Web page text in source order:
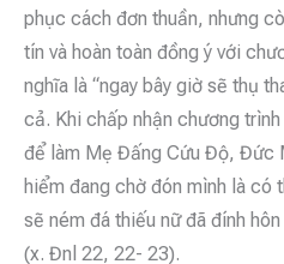
phục cách đơn thuần, nhưng
tín và hoàn toàn đồng ý với
nghĩa là “ngay bây giờ sẽ thụ
cả. Khi chấp nhận chương
để làm Mẹ Đấng Cứu Độ, Đức
hiểm đang chờ đón mình là có
sẽ ném đá thiếu nữ đã đính
(x. Đnl 22, 22- 23).